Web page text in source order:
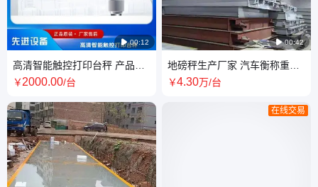
 00:12
高清智能触控打印台秤 产品款
式齐全,一站式采购
￥2000.00/台
 00:42
地磅秤生产厂家 汽车衡称重系
统安装 亚津20年衡器品牌
￥4.30万/台
在线交易